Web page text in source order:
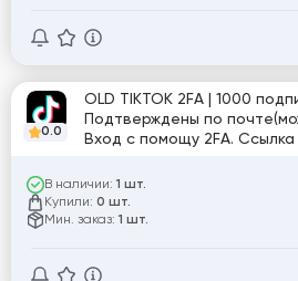
0.0
OLD TIKTOK 2FA | 1000
Подтверждены по
Вход с помощу 2FA. Ссылка
В наличии: 1 шт.
Купили: 0 шт.
Мин. заказ: 1 шт.